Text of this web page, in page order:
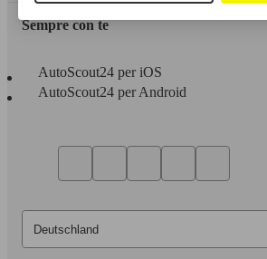
Sempre con te
AutoScout24 per iOS
AutoScout24 per Android